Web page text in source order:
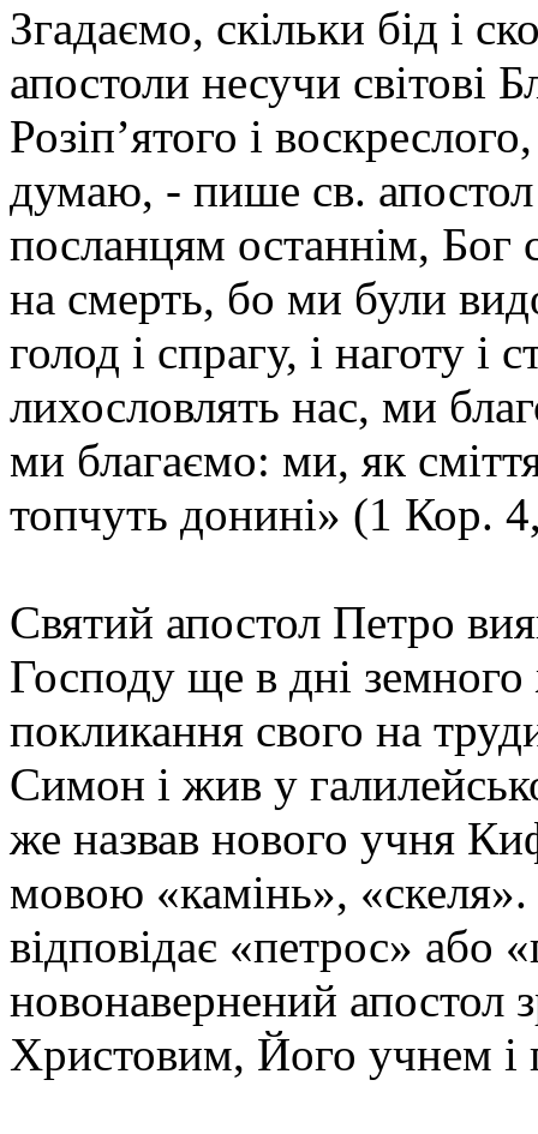
Згадаємо, скільки бід і
апостоли несучи світові
Розіп’ятого і
думаю, - пише св.
посланцям останнім, Бог
на смерть, бо ми були
голод і спрагу, і наготу і
лихословлять нас, ми
ми благаємо: ми, як
топчуть донині» (1 Кор.
Святий апостол Петро
Господу ще в дні
покликання свого на
Симон і жив у
же назвав нового учня
мовою «камінь»,
відповідає «петрос» або
новонавернений апостол
Христовим, Його учнем і